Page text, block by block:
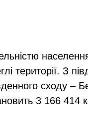
території. З
сходу –
3 166 414